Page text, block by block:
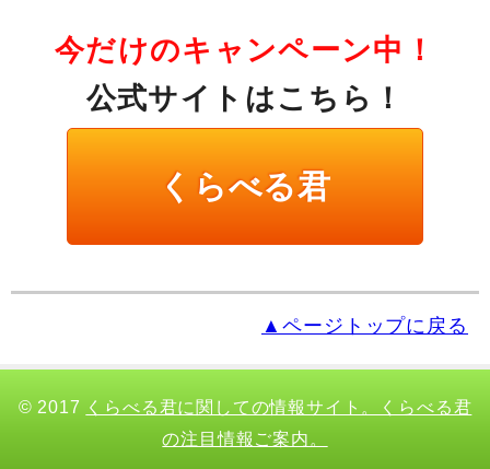
今だけのキャンペーン中！
公式サイトはこちら！
くらべる君
▲ページトップに戻る
© 2017 くらべる君に関しての情報サイト。くらべる君
の注目情報ご案内。